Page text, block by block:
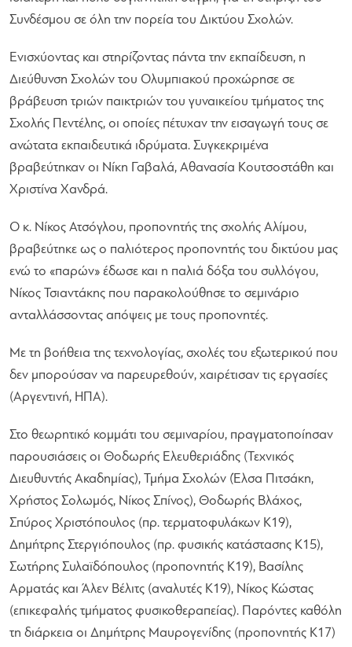
Συνδέσμου σε όλη την πορεία του Δικτύου Σχολών.
Ενισχύοντας και στηρίζοντας πάντα την εκπαίδευση, η
Διεύθυνση Σχολών του Ολυμπιακού προχώρησε σε
βράβευση τριών παικτριών του γυναικείου τμήματος της
Σχολής Πεντέλης, οι οποίες πέτυχαν την εισαγωγή τους σε
ανώτατα εκπαιδευτικά ιδρύματα. Συγκεκριμένα
βραβεύτηκαν οι Νίκη Γαβαλά, Αθανασία Κουτσοστάθη και
Χριστίνα Χανδρά.
Ο κ. Νίκος Ατσόγλου, προπονητής της σχολής Αλίμου,
βραβεύτηκε ως ο παλιότερος προπονητής του δικτύου μας
ενώ το «παρών» έδωσε και η παλιά δόξα του συλλόγου,
Νίκος Τσιαντάκης που παρακολούθησε το σεμινάριο
ανταλλάσσοντας απόψεις με τους προπονητές.
Με τη βοήθεια της τεχνολογίας, σχολές του εξωτερικού που
δεν μπορούσαν να παρευρεθούν, χαιρέτισαν τις εργασίες
(Αργεντινή, ΗΠΑ).
Στο θεωρητικό κομμάτι του σεμιναρίου, πραγματοποίησαν
παρουσιάσεις οι Θοδωρής Ελευθεριάδης (Τεχνικός
Διευθυντής Ακαδημίας), Τμήμα Σχολών (Έλσα Πιτσάκη,
Χρήστος Σολωμός, Νίκος Σπίνος), Θοδωρής Βλάχος,
Σπύρος Χριστόπουλος (πρ. τερματοφυλάκων Κ19),
Δημήτρης Στεργιόπουλος (πρ. φυσικής κατάστασης Κ15),
Σωτήρης Συλαϊδόπουλος (προπονητής Κ19), Βασίλης
Αρματάς και Άλεν Βέλιτς (αναλυτές Κ19), Νίκος Κώστας
(επικεφαλής τμήματος φυσικοθεραπείας). Παρόντες καθόλη
τη διάρκεια οι Δημήτρης Μαυρογενίδης (προπονητής Κ17)